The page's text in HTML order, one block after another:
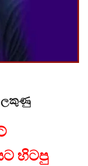
ලකුණු
හිටපු